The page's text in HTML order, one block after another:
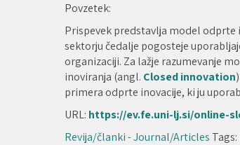
Povzetek:
Prispevek predstavlja model odprte
sektorju čedalje pogosteje
organizaciji. Za lažje razumevanje
inoviranja (angl. Closed innovation
primera odprte inovacije, ki ju
URL: https://ev.fe.uni-lj.si/online-
Revija/članki - Journal/Articles Tags: